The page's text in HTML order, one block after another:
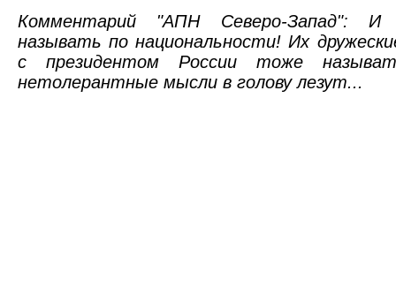
Комментарий "АПН Северо-Запад": И
называть по национальности! Их
с президентом России тоже
нетолерантные мысли в голову лезут...